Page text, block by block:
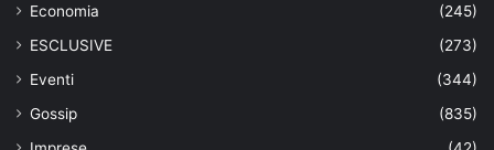
Economia
(245)
ESCLUSIVE
(273)
Eventi
(344)
Gossip
(835)